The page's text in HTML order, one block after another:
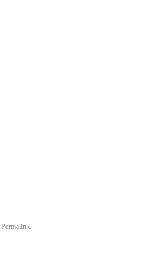
Permalink.